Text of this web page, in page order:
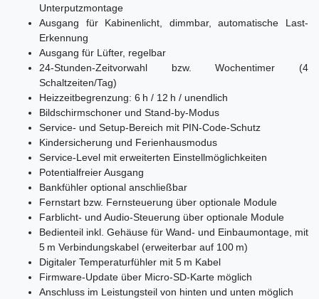
Unterputzmontage
Ausgang für Kabinenlicht, dimmbar, automatische Last-
Erkennung
Ausgang für Lüfter, regelbar
24-Stunden-Zeitvorwahl bzw. Wochentimer (4
Schaltzeiten/Tag)
Heizzeitbegrenzung: 6 h / 12 h / unendlich
Bildschirmschoner und Stand-by-Modus
Service- und Setup-Bereich mit PIN-Code-Schutz
Kindersicherung und Ferienhausmodus
Service-Level mit erweiterten Einstellmöglichkeiten
Potentialfreier Ausgang
Bankfühler optional anschließbar
Fernstart bzw. Fernsteuerung über optionale Module
Farblicht- und Audio-Steuerung über optionale Module
Bedienteil inkl. Gehäuse für Wand- und Einbaumontage, mit
5 m Verbindungskabel (erweiterbar auf 100 m)
Digitaler Temperaturfühler mit 5 m Kabel
Firmware-Update über Micro-SD-Karte möglich
Anschluss im Leistungsteil von hinten und unten möglich